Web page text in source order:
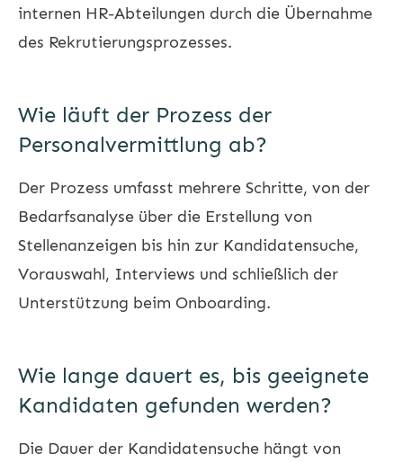
internen HR-Abteilungen durch die Übernahme
des Rekrutierungsprozesses.
Wie läuft der Prozess der
Personalvermittlung ab?
Der Prozess umfasst mehrere Schritte, von der
Bedarfsanalyse über die Erstellung von
Stellenanzeigen bis hin zur Kandidatensuche,
Vorauswahl, Interviews und schließlich der
Unterstützung beim Onboarding.
Wie lange dauert es, bis geeignete
Kandidaten gefunden werden?
Die Dauer der Kandidatensuche hängt von